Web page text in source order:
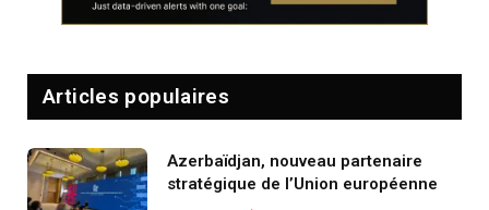
Articles populaires
Azerbaïdjan, nouveau partenaire
stratégique de l’Union européenne